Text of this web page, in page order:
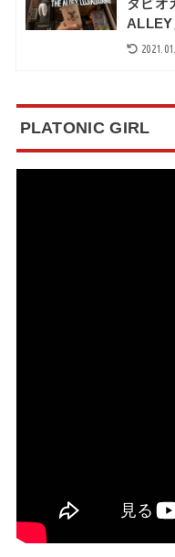
タピオ
ALLEY
PLATONIC GIRL